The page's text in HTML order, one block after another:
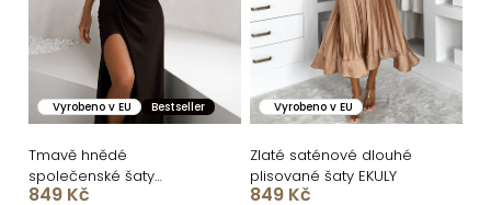
u
k
t
ů
r
o
d
u
k
Vyrobeno v EU Bestseller
Tmavě hnědé
společenské šaty
FIAMMAR na jedno
849 Kč
Vyrobeno v EU
Zlaté saténové dlouhé
plisované šaty EKULY
849 Kč